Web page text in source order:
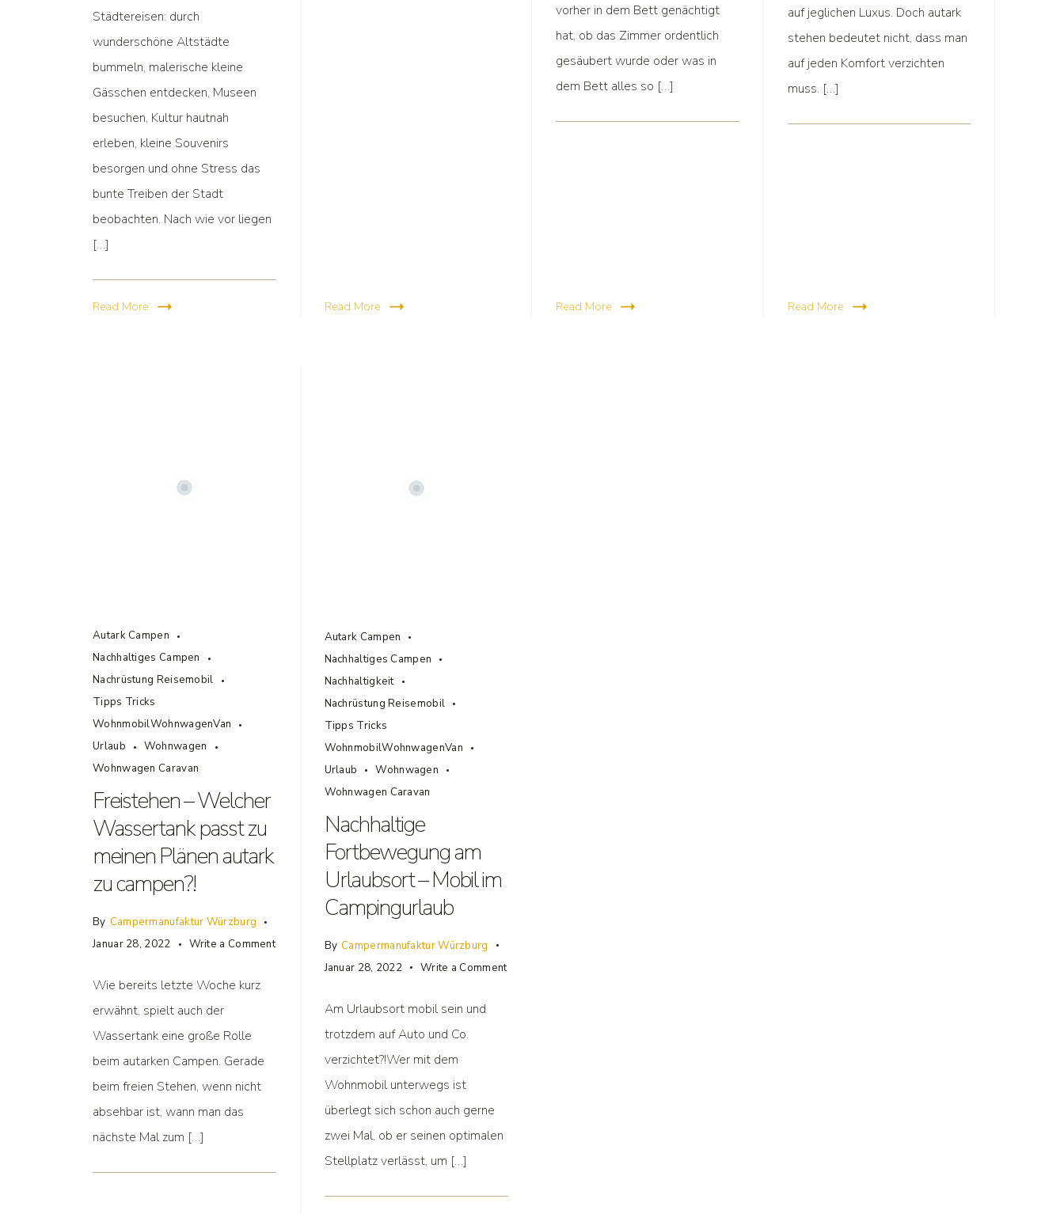
Städtereisen: durch
wunderschöne Altstädte
bummeln, malerische kleine
Gässchen entdecken, Museen
besuchen, Kultur hautnah
erleben, kleine Souvenirs
besorgen und ohne Stress das
bunte Treiben der Stadt
beobachten. Nach wie vor liegen
[…]
Read More Read More
vorher in dem Bett genächtigt
hat, ob das Zimmer ordentlich
gesäubert wurde oder was in
dem Bett alles so […]
Read More
auf jeglichen Luxus. Doch autark
stehen bedeutet nicht, dass man
auf jeden Komfort verzichten
muss. […]
Read More
Autark Campen
Nachhaltiges Campen
Nachrüstung Reisemobil
Tipps Tricks
WohnmobilWohnwagenVan
Urlaub
Wohnwagen
Wohnwagen Caravan
Freistehen – Welcher
Wassertank passt zu
meinen Plänen autark
zu campen?!
By Campermanufaktur Würzburg
Januar 28, 2022
Write a Comment
Wie bereits letzte Woche kurz
erwähnt, spielt auch der
Wassertank eine große Rolle
beim autarken Campen. Gerade
beim freien Stehen, wenn nicht
absehbar ist, wann man das
nächste Mal zum […]
Autark Campen
Nachhaltiges Campen
Nachhaltigkeit
Nachrüstung Reisemobil
Tipps Tricks
WohnmobilWohnwagenVan
Urlaub
Wohnwagen
Wohnwagen Caravan
Nachhaltige
Fortbewegung am
Urlaubsort – Mobil im
Campingurlaub
By Campermanufaktur Würzburg
Januar 28, 2022
Write a Comment
Am Urlaubsort mobil sein und
trotzdem auf Auto und Co.
verzichtet?!Wer mit dem
Wohnmobil unterwegs ist
überlegt sich schon auch gerne
zwei Mal, ob er seinen optimalen
Stellplatz verlässt, um […]